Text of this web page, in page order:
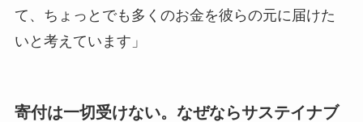
て、ちょっとでも多くのお金を彼らの元に届けた
いと考えています」
寄付は一切受けない。なぜならサステイナブ